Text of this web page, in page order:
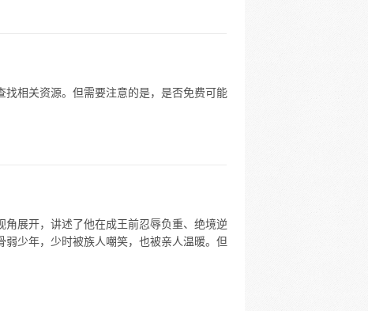
找相关资源。但需要注意的是，是否免费可能
角展开，讲述了他在成王前忍辱负重、绝境逆
少年，少时被族人嘲笑，也被亲人温暖。但